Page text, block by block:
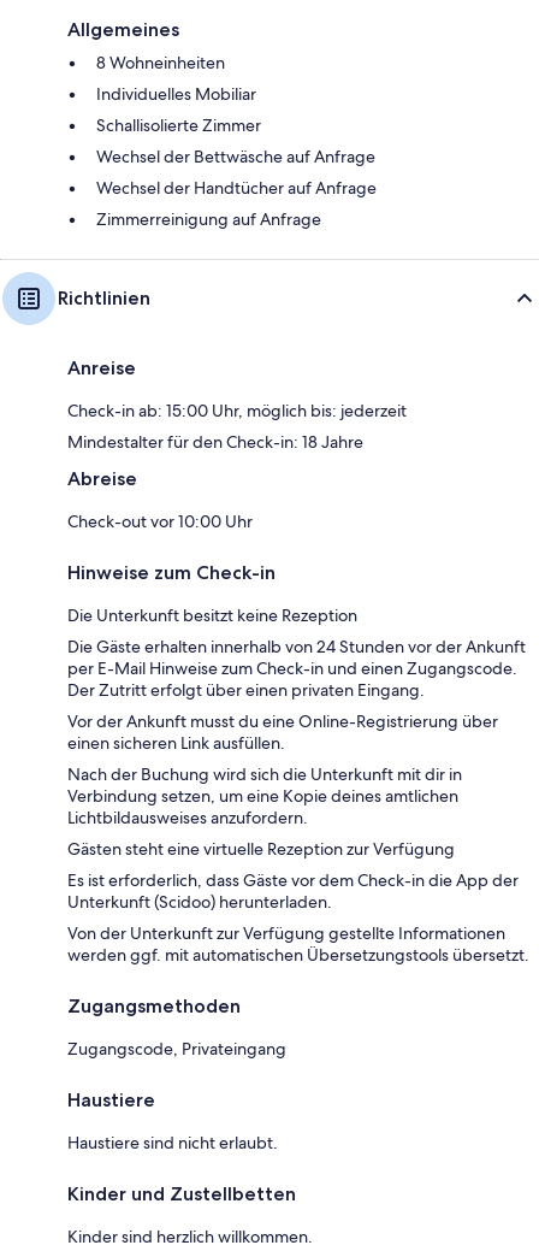
Allgemeines
8 Wohneinheiten
Individuelles Mobiliar
Schallisolierte Zimmer
Wechsel der Bettwäsche auf Anfrage
Wechsel der Handtücher auf Anfrage
Zimmerreinigung auf Anfrage
Richtlinien
Anreise
Check-in ab: 15:00 Uhr, möglich bis: jederzeit
Mindestalter für den Check-in: 18 Jahre
Abreise
Check-out vor 10:00 Uhr
Hinweise zum Check-in
Die Unterkunft besitzt keine Rezeption
Die Gäste erhalten innerhalb von 24 Stunden vor der Ankunft
per E-Mail Hinweise zum Check-in und einen Zugangscode.
Der Zutritt erfolgt über einen privaten Eingang.
Vor der Ankunft musst du eine Online-Registrierung über
einen sicheren Link ausfüllen.
Nach der Buchung wird sich die Unterkunft mit dir in
Verbindung setzen, um eine Kopie deines amtlichen
Lichtbildausweises anzufordern.
Gästen steht eine virtuelle Rezeption zur Verfügung
Es ist erforderlich, dass Gäste vor dem Check-in die App der
Unterkunft (Scidoo) herunterladen.
Von der Unterkunft zur Verfügung gestellte Informationen
werden ggf. mit automatischen Übersetzungstools übersetzt.
Zugangsmethoden
Zugangscode, Privateingang
Haustiere
Haustiere sind nicht erlaubt.
Kinder und Zustellbetten
Kinder sind herzlich willkommen.